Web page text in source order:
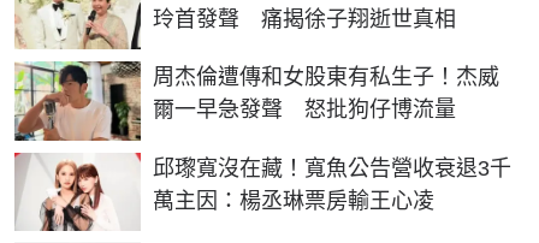
玲首發聲 痛揭徐子翔逝世真相
周杰倫遭傳和女股東有私生子！杰威
爾一早急發聲 怒批狗仔博流量
邱瓈寬沒在藏！寬魚公告營收衰退3千
萬主因：楊丞琳票房輸王心凌